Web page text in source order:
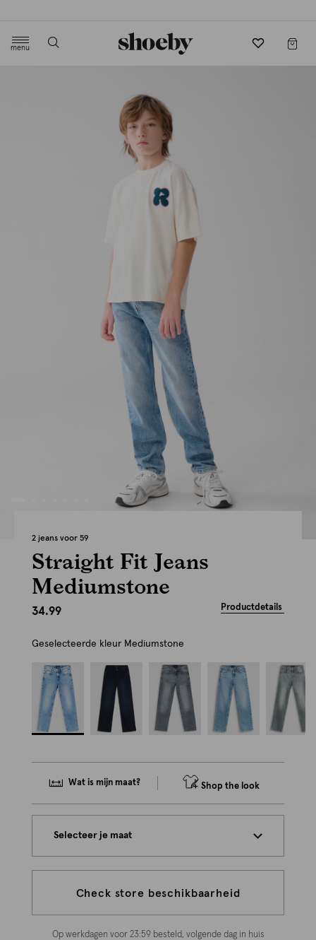
menu
2 jeans voor 59
Straight Fit Jeans
Mediumstone
34.99 Productdetails
Geselecteerde kleur Mediumstone
Wat is mijn maat? Shop the look
Selecteer je maat
Check store beschikbaarheid
Op werkdagen voor 23:59 besteld, volgende dag in huis